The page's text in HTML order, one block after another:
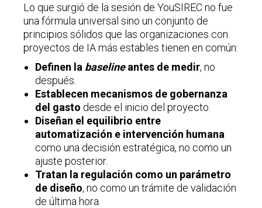
Lo que surgió de la sesión de YouSIREC no fue
una fórmula universal sino un conjunto de
principios sólidos que las organizaciones con
proyectos de IA más estables tienen en común:
Definen la baselineantes de medir, no
después.
Establecen mecanismos de gobernanza
del gasto desde el inicio del proyecto.
Diseñan el equilibrio entre
automatización e intervención humana
como una decisión estratégica, no como un
ajuste posterior.
Tratan la regulación como un parámetro
de diseño, no como un trámite de validación
de última hora.